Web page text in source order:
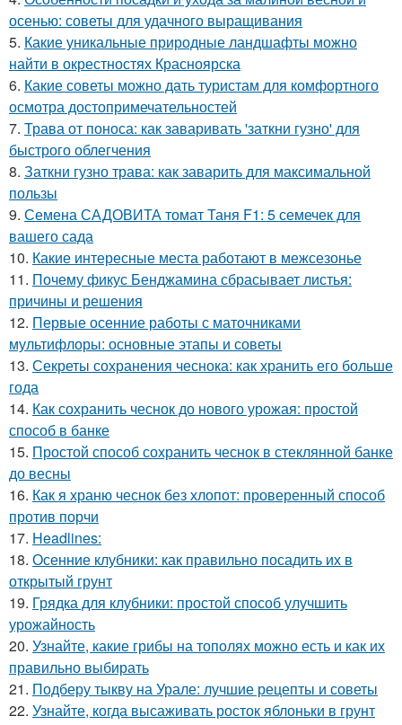
осенью: советы для удачного выращивания
5. Какие уникальные природные ландшафты можно
найти в окрестностях Красноярска
6. Какие советы можно дать туристам для комфортного
осмотра достопримечательностей
7. Трава от поноса: как заваривать 'заткни гузно' для
быстрого облегчения
8. Заткни гузно трава: как заварить для максимальной
пользы
9. Семена САДОВИТА томат Таня F1: 5 семечек для
вашего сада
10. Какие интересные места работают в межсезонье
11. Почему фикус Бенджамина сбрасывает листья:
причины и решения
12. Первые осенние работы с маточниками
мультифлоры: основные этапы и советы
13. Секреты сохранения чеснока: как хранить его больше
года
14. Как сохранить чеснок до нового урожая: простой
способ в банке
15. Простой способ сохранить чеснок в стеклянной банке
до весны
16. Как я храню чеснок без хлопот: проверенный способ
против порчи
17. Headlines:
18. Осенние клубники: как правильно посадить их в
открытый грунт
19. Грядка для клубники: простой способ улучшить
урожайность
20. Узнайте, какие грибы на тополях можно есть и как их
правильно выбирать
21. Подберу тыкву на Урале: лучшие рецепты и советы
22. Узнайте, когда высаживать росток яблоньки в грунт